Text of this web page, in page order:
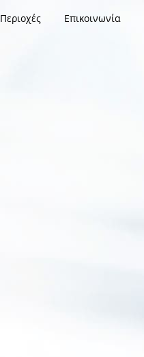
Περιοχές Επικοινωνία